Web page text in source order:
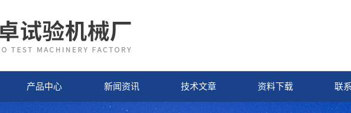
产品中心 新闻资讯 技术文章 资料下载 联